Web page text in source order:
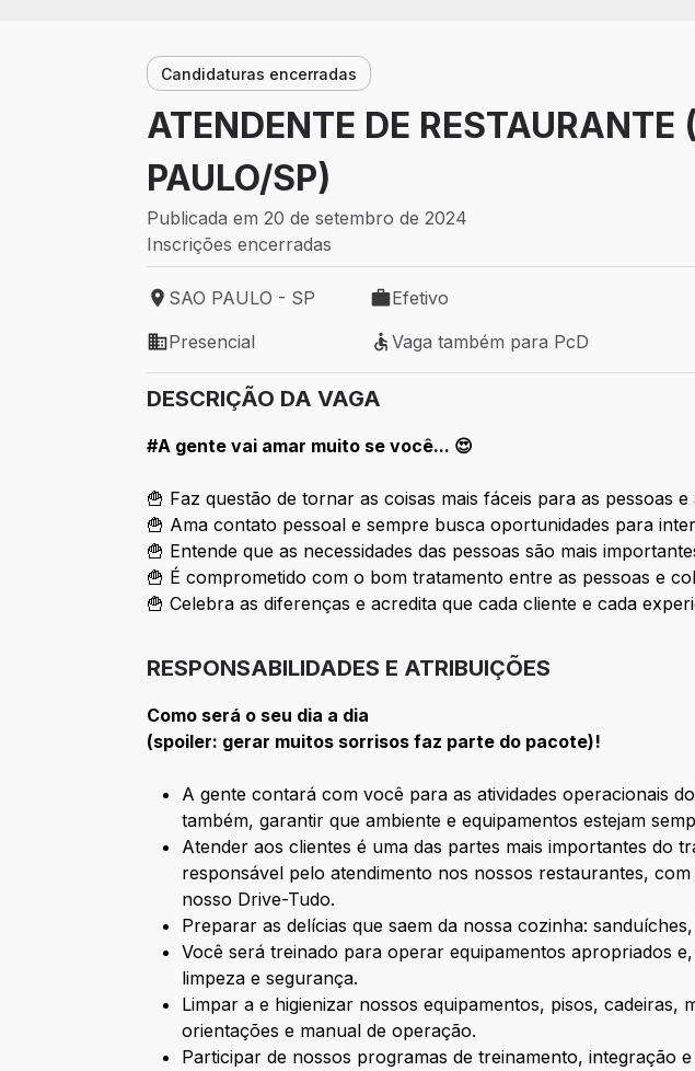
Candidaturas encerradas
ATENDENTE DE
PAULO/SP)
Publicada em 20 de setembro de 2024
Inscrições encerradas
Local de trabalho: SAO PAULO - SP
SAO PAULO - SP
Tipo de vaga: Efetivo
Efetivo
Modelo de trabalho: Presencial
Presencial
Vaga também para PcD
Vaga também para PcD
DESCRIÇÃO DA VAGA
#A gente vai amar muito se você... 😍
🍟 Faz questão de tornar as coisas mais fáceis para as pessoas
🍟 Ama contato pessoal e sempre busca oportunidades para
🍟 Entende que as necessidades das pessoas são mais
🍟 É comprometido com o bom tratamento entre as pessoas e
🍟 Celebra as diferenças e acredita que cada cliente e cada
RESPONSABILIDADES E ATRIBUIÇÕES
Como será o seu dia a dia
(spoiler: gerar muitos sorrisos faz parte do pacote)!
A gente contará com você para as atividades operacionais
também, garantir que ambiente e equipamentos estejam
Atender aos clientes é uma das partes mais importantes do
responsável pelo atendimento nos nossos restaurantes,
nosso Drive-Tudo.
Preparar as delícias que saem da nossa cozinha:
Você será treinado para operar equipamentos apropriados
limpeza e segurança.
Limpar a e higienizar nossos equipamentos, pisos,
orientações e manual de operação.
Participar de nossos programas de treinamento, integração